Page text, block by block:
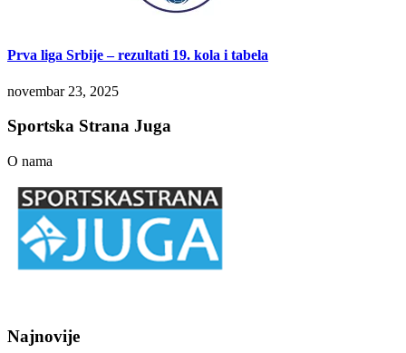
Prva liga Srbije – rezultati 19. kola i tabela
novembar 23, 2025
Sportska Strana Juga
O nama
Najnovije